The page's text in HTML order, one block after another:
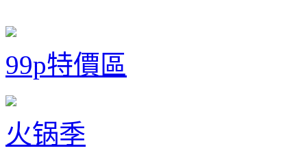
99p特價區
火锅季